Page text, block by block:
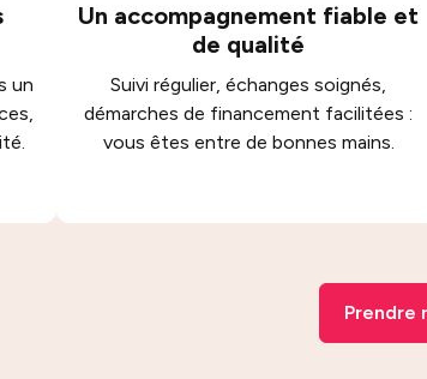
un
Un accompagnement fiable et
de qualité
Suivi régulier, échanges soignés,
démarches de financement facilitées :
vous êtes entre de bonnes mains.
Prendre